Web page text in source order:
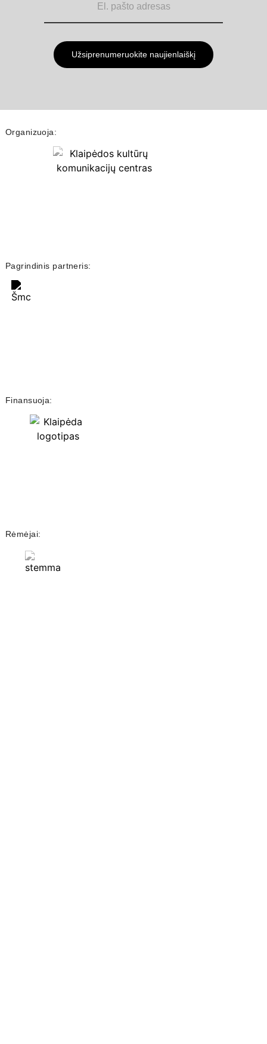
Užsiprenumeruokite naujienlaiškį
Organizuoja:
Pagrindinis partneris:
Finansuoja:
Rėmėjai: